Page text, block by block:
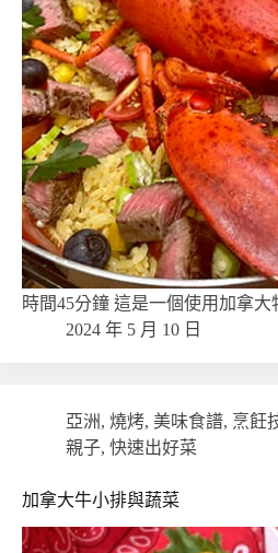
時間45分鐘 這是一個使用加拿
2024 年 5 月 10 日
亞洲, 燒烤, 美味食譜, 烹飪
親子, 快速出好菜
加拿大牛小排與蔬菜